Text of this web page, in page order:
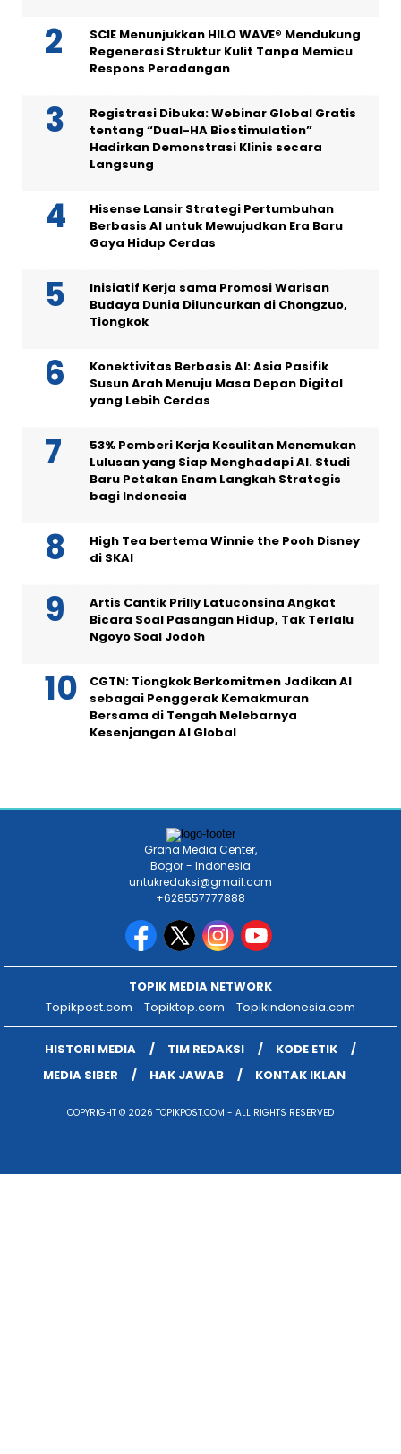
SCIE Menunjukkan HILO WAVE® Mendukung
Regenerasi Struktur Kulit Tanpa Memicu
Respons Peradangan
Registrasi Dibuka: Webinar Global Gratis
tentang “Dual-HA Biostimulation”
Hadirkan Demonstrasi Klinis secara
Langsung
Hisense Lansir Strategi Pertumbuhan
Berbasis AI untuk Mewujudkan Era Baru
Gaya Hidup Cerdas
Inisiatif Kerja sama Promosi Warisan
Budaya Dunia Diluncurkan di Chongzuo,
Tiongkok
Konektivitas Berbasis AI: Asia Pasifik
Susun Arah Menuju Masa Depan Digital
yang Lebih Cerdas
53% Pemberi Kerja Kesulitan Menemukan
Lulusan yang Siap Menghadapi AI. Studi
Baru Petakan Enam Langkah Strategis
bagi Indonesia
High Tea bertema Winnie the Pooh Disney
di SKAI
Artis Cantik Prilly Latuconsina Angkat
Bicara Soal Pasangan Hidup, Tak Terlalu
Ngoyo Soal Jodoh
CGTN: Tiongkok Berkomitmen Jadikan AI
sebagai Penggerak Kemakmuran
Bersama di Tengah Melebarnya
Kesenjangan AI Global
Graha Media Center,
Bogor - Indonesia
untukredaksi@gmail.com
+628557777888
TOPIK MEDIA NETWORK
Topikpost.com
Topiktop.com Topikindonesia.com
HISTORI MEDIA TIM REDAKSI
KODE ETIK
MEDIA SIBER
HAK JAWAB KONTAK IKLAN
COPYRIGHT © 2026 TOPIKPOST.COM - ALL RIGHTS RESERVED